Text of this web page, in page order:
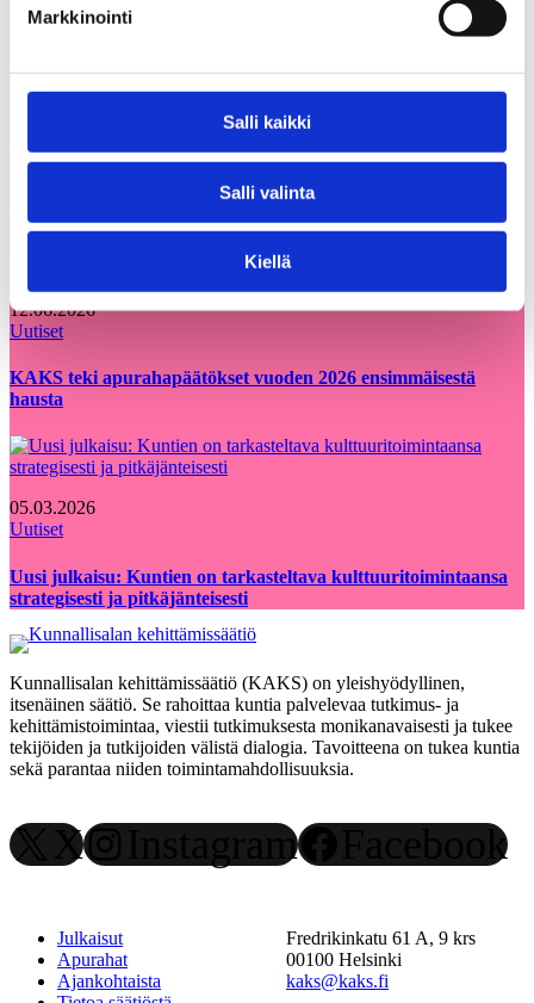
Markkinointi
Salli kaikki
Salli valinta
Kiellä
näistä
ajankohtaiset
Uutiset
Etsimme Kunnallisalan kehittämissäätiölle
uutta talouspäällikköä
12.06.2026
Uutiset
KAKS teki apurahapäätökset vuoden 2026 ensimmäisestä
hausta
05.03.2026
Uutiset
Uusi julkaisu: Kuntien on tarkasteltava kulttuuritoimintaansa
strategisesti ja pitkäjänteisesti
Kunnallisalan kehittämissäätiö (KAKS) on yleishyödyllinen,
itsenäinen säätiö. Se rahoittaa kuntia palvelevaa tutkimus- ja
kehittämistoimintaa, viestii tutkimuksesta monikanavaisesti ja tukee
tekijöiden ja tutkijoiden välistä dialogia. Tavoitteena on tukea kuntia
sekä parantaa niiden toimintamahdollisuuksia.
X Instagram Facebook
Julkaisut
Apurahat
Ajankohtaista
Fredrikinkatu 61 A, 9 krs
00100 Helsinki
kaks@kaks.fi